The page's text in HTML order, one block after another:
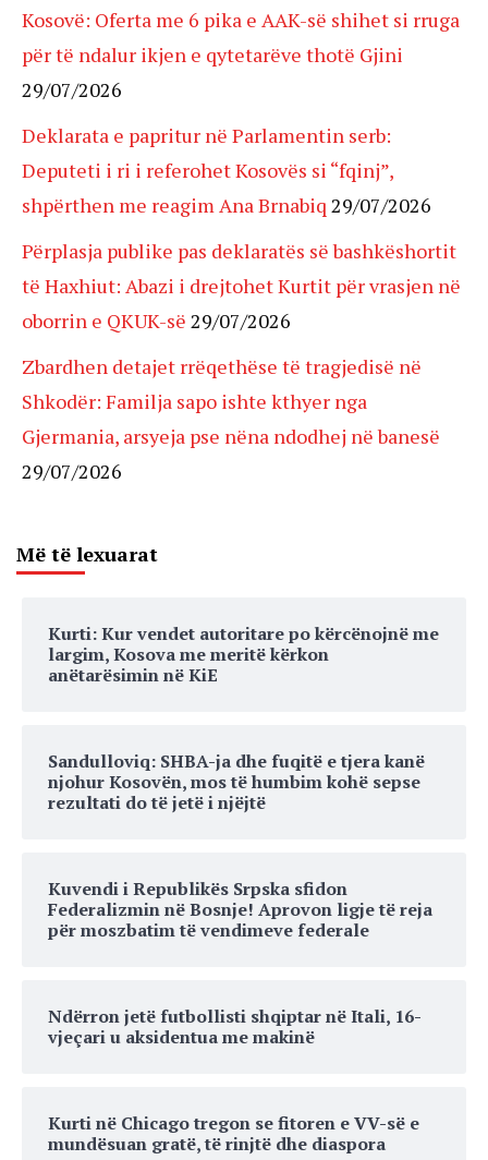
Kosovë: Oferta me 6 pika e AAK-së shihet si rruga
për të ndalur ikjen e qytetarëve thotë Gjini
29/07/2026
Deklarata e papritur në Parlamentin serb:
Deputeti i ri i referohet Kosovës si “fqinj”,
shpërthen me reagim Ana Brnabiq 29/07/2026
Përplasja publike pas deklaratës së bashkëshortit
të Haxhiut: Abazi i drejtohet Kurtit për vrasjen në
oborrin e QKUK-së 29/07/2026
Zbardhen detajet rrëqethëse të tragjedisë në
Shkodër: Familja sapo ishte kthyer nga
Gjermania, arsyeja pse nëna ndodhej në banesë
29/07/2026
Më të lexuarat
Kurti: Kur vendet autoritare po kërcënojnë me
largim, Kosova me meritë kërkon
anëtarësimin në KiE
Sandulloviq: SHBA-ja dhe fuqitë e tjera kanë
njohur Kosovën, mos të humbim kohë sepse
rezultati do të jetë i njëjtë
Kuvendi i Republikës Srpska sfidon
Federalizmin në Bosnje! Aprovon ligje të reja
për moszbatim të vendimeve federale
Ndërron jetë futbollisti shqiptar në Itali, 16-
vjeçari u aksidentua me makinë
Kurti në Chicago tregon se fitoren e VV-së e
mundësuan gratë, të rinjtë dhe diaspora